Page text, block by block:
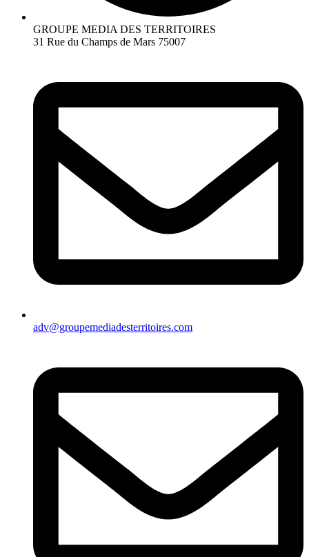
GROUPE MEDIA DES TERRITOIRES
31 Rue du Champs de Mars 75007
adv@groupemediadesterritoires.com